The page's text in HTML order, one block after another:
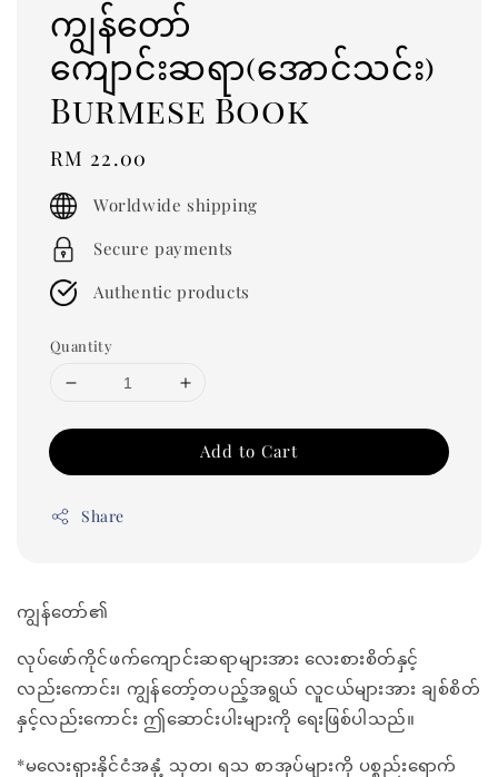
ကျွန်တော်
ကျောင်းဆရာ(အောင်သင်း)
Burmese Book
Regular
price
RM 22.00
Worldwide shipping
Secure payments
Authentic products
Quantity
Add to Cart
Share
ကျွန်တော်၏
လုပ်ဖော်ကိုင်ဖက်ကျောင်းဆရာများအား လေးစားစိတ်နှင့်
လည်းကောင်း၊ ကျွန်တော့်တပည့်အရွယ် လူငယ်များအား ချစ်စိတ်
နှင့်လည်းကောင်း ဤဆောင်းပါးများကို ရေးဖြစ်ပါသည်။
*မလေးရှားနိုင်ငံအနှံ့ သုတ၊ ရသ စာအုပ်များကို ပစ္စည်းရောက်